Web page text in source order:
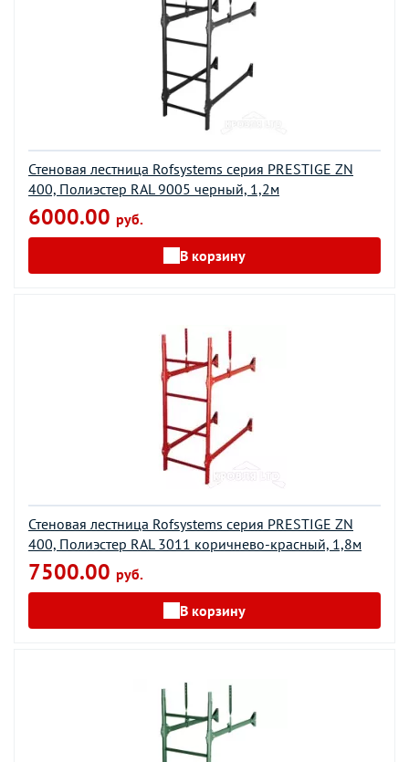
Стеновая лестница Rofsystems серия PRESTIGE ZN
400, Полиэстер RAL 9005 черный, 1,2м
6000.00 руб.
В корзину
Стеновая лестница Rofsystems серия PRESTIGE ZN
400, Полиэстер RAL 3011 коричнево-красный, 1,8м
7500.00 руб.
В корзину